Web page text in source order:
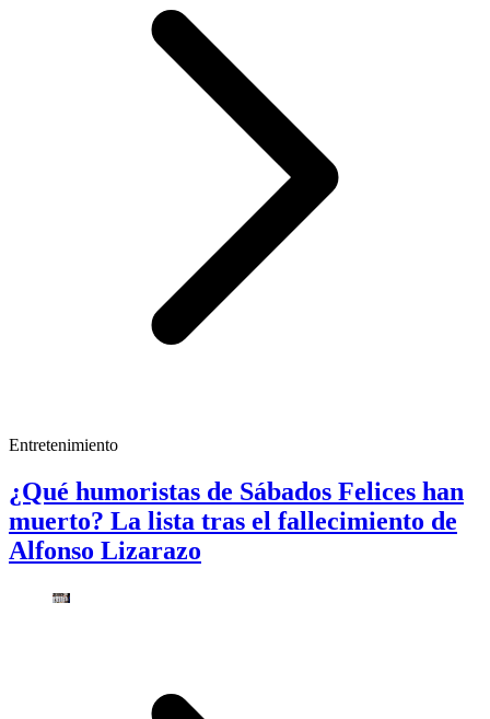
Entretenimiento
¿Qué humoristas de Sábados Felices han
muerto? La lista tras el fallecimiento de
Alfonso Lizarazo